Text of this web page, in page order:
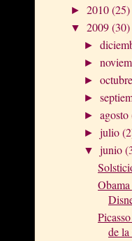
► 2010(25)
▼ 2009(30)
►
►
►
►
►agosto
►julio
▼junio
de